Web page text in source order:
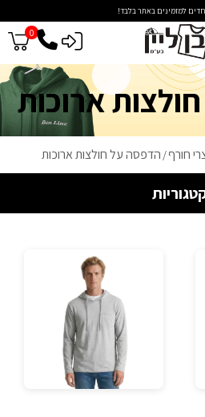
למזמינים באתר בלבד!
0
כניסה לסיטונאים
ארוכות
חורף/ הדפסה על חולצות ארוכות